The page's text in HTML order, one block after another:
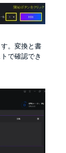
。変換と書
で確認でき